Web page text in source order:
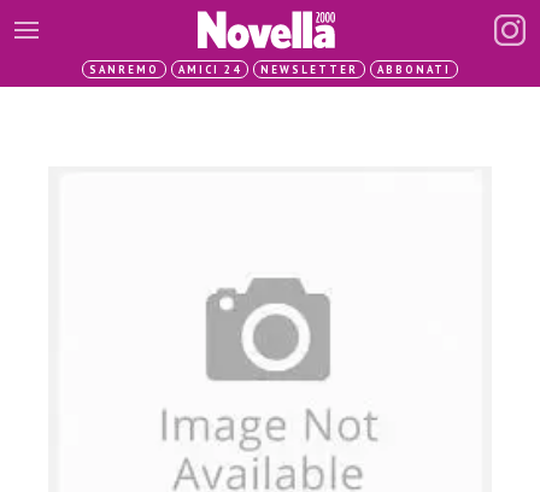
SANREMO AMICI 24 NEWSLETTER ABBONATI